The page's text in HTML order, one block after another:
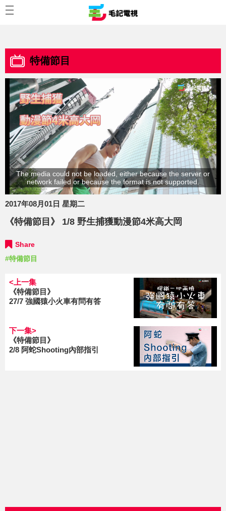
特備節目
The media could not be loaded, either because the server or
network failed or because the format is not supported.
2017年08月01日 星期二
《特備節目》 1/8 野生捕獲動漫節4米高大岡
Share
#特備節目
<上一集
《特備節目》
27/7 強國猿小火車有問有答
下一集>
《特備節目》
2/8 阿蛇Shooting內部指引